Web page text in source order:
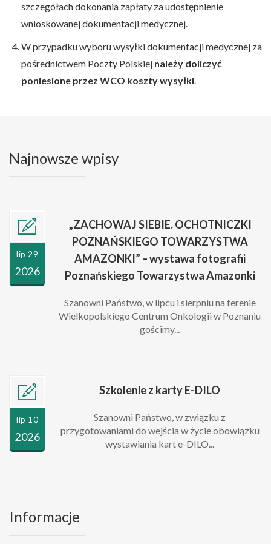
szczegółach dokonania zapłaty za udostępnienie
wnioskowanej dokumentacji medycznej.
W przypadku wyboru wysyłki dokumentacji medycznej za
pośrednictwem Poczty Polskiej należy doliczyć
poniesione przez WCO koszty wysyłki.
Najnowsze wpisy
lip 29
2026
„ZACHOWAJ SIEBIE. OCHOTNICZKI
POZNAŃSKIEGO TOWARZYSTWA
AMAZONKI” – wystawa fotografii
Poznańskiego Towarzystwa Amazonki
Szanowni Państwo, w lipcu i sierpniu na terenie
Wielkopolskiego Centrum Onkologii w Poznaniu
gościmy...
lip 10
2026
Szkolenie z karty E-DILO
Szanowni Państwo, w związku z
przygotowaniami do wejścia w życie obowiązku
wystawiania kart e-DILO...
Informacje